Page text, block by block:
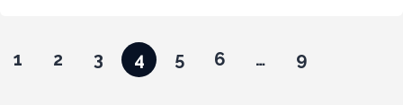
1 2 3 4 5 6 … 9